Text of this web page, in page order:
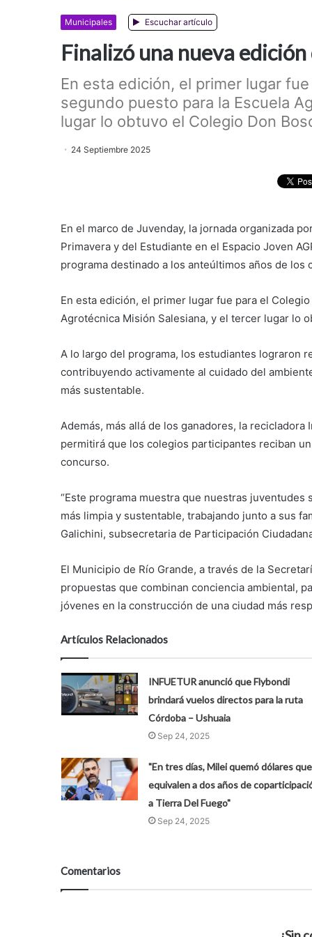
Municipales Escuchar artículo
Finalizó una nueva
En esta edición, el primer lugar
segundo puesto para la Escuela
lugar lo obtuvo el Colegio Don
24 Septiembre 2025
En el marco de Juvenday, la jornada organizada
Primavera y del Estudiante en el Espacio Joven
programa destinado a los anteúltimos años de los
En esta edición, el primer lugar fue para el
Agrotécnica Misión Salesiana, y el tercer lugar lo
A lo largo del programa, los estudiantes lograron
contribuyendo activamente al cuidado del
más sustentable.
Además, más allá de los ganadores, la
permitirá que los colegios participantes reciban
concurso.
“Este programa muestra que nuestras
más limpia y sustentable, trabajando junto a sus
Galichini, subsecretaria de Participación
El Municipio de Río Grande, a través de la
propuestas que combinan conciencia ambiental,
jóvenes en la construcción de una ciudad más
Artículos Relacionados
INFUETUR anunció que Flybondi
brindará vuelos directos para la ruta
Córdoba – Ushuaia
Sep 24, 2025
"En tres días, Milei quemó dólares que
equivalen a dos años de
a Tierra Del Fuego"
Sep 24, 2025
Comentarios